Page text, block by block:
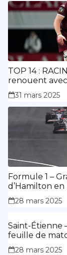
TOP 14 :
renouent
31 mars 2025
Formule 1 –
d’Hamilton en
des siennes.
28 mars 2025
Saint-Étienne
feuille de
28 mars 2025